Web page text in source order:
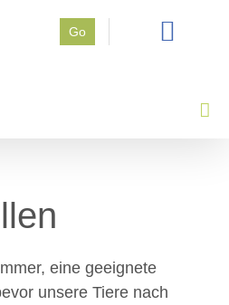
Go
eine geeignete
unsere Tiere nach